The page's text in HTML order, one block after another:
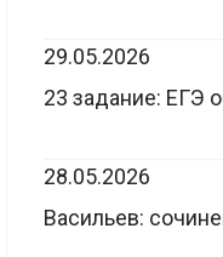
29.05.2026
23 задание: ЕГЭ
28.05.2026
Васильев: